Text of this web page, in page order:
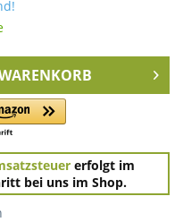
erfolgt im
bei uns im Shop.